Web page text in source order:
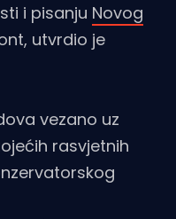
i pisanju Novog
utvrdio je
vezano uz
rasvjetnih